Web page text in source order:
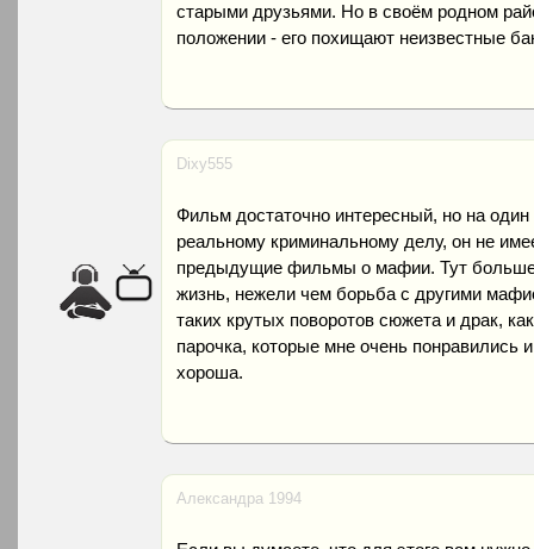
старыми друзьями. Но в своём родном
положении - его похищают неизвестные
Dixy555
Фильм достаточно интересный, но на
реальному криминальному делу, он не
предыдущие фильмы о мафии. Тут
жизнь, нежели чем борьба с другими
таких крутых поворотов сюжета и драк,
парочка, которые мне очень понравились
хороша.
Александра 1994